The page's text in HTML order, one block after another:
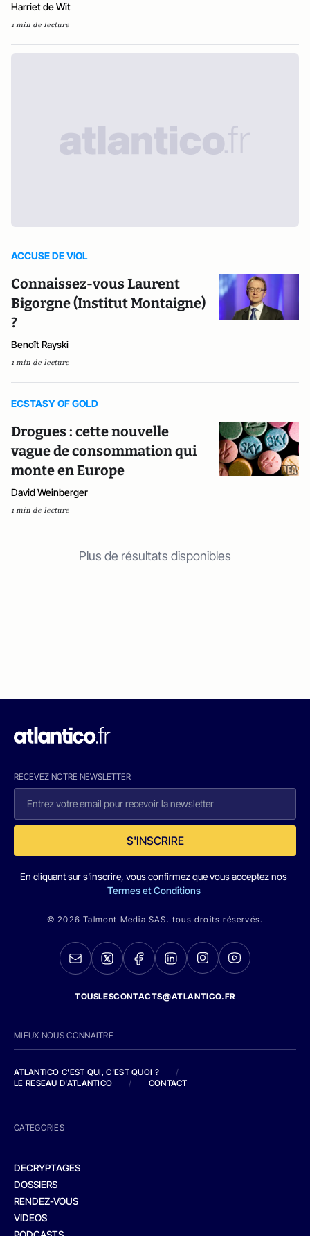
Harriet de Wit
1 min de lecture
ACCUSE DE VIOL
Connaissez-vous Laurent
Bigorgne (Institut Montaigne)
?
Benoît Rayski
1 min de lecture
ECSTASY OF GOLD
Drogues : cette nouvelle
vague de consommation qui
monte en Europe
David Weinberger
1 min de lecture
Plus de résultats disponibles
RECEVEZ NOTRE NEWSLETTER
S'INSCRIRE
En cliquant sur s'inscrire, vous confirmez que vous acceptez nos
Termes et Conditions
© 2026 Talmont Media SAS. tous droits réservés.
TOUSLESCONTACTS@ATLANTICO.FR
MIEUX NOUS CONNAITRE
ATLANTICO C'EST QUI, C'EST QUOI ?
/
LE RESEAU D'ATLANTICO
/ CONTACT
CATEGORIES
DECRYPTAGES
DOSSIERS
RENDEZ-VOUS
VIDEOS